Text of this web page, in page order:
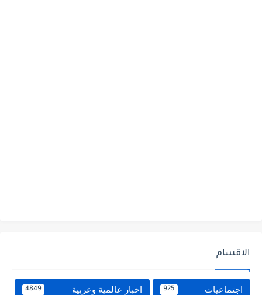
الاقسام
اجتماعيات 925 اخبار عالمية وعربية 4849